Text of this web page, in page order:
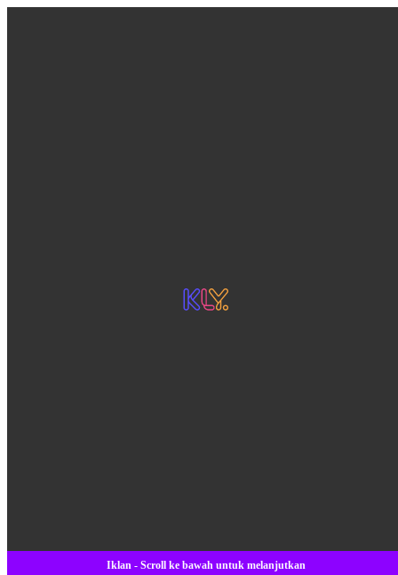
Iklan - Scroll ke bawah untuk melanjutkan